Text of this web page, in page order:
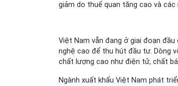
giảm do thuế quan tăng cao và
Việt Nam vẫn đang ở giai đoạn
nghệ cao để thu hút đầu tư. Dòng
chất lượng cao như điện tử, chất
Ngành xuất khẩu Việt Nam phát